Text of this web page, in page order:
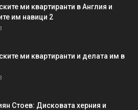
ми квартиранти в Англия и
им навици 2
ми квартиранти и делата им в
Стоев: Дисковата херния и